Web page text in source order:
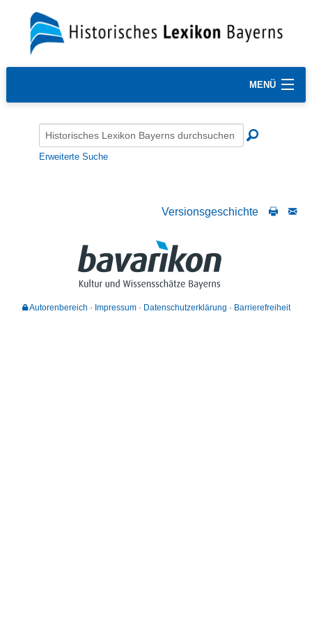
MENÜ
Erweiterte Suche
Versionsgeschichte
Autorenbereich Impressum Datenschutzerklärung Barrierefreiheit